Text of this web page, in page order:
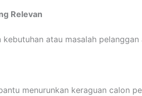
Relevan
atau masalah
menurunkan keraguan calon